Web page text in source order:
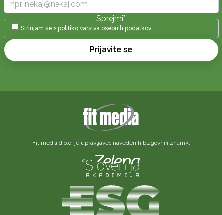
Sprejmi*
Strinjam se s politiko varstva osebnih podatkov
Prijavite se
Fit media d.o.o. je upravljavec navedenih blagovnih znamk.